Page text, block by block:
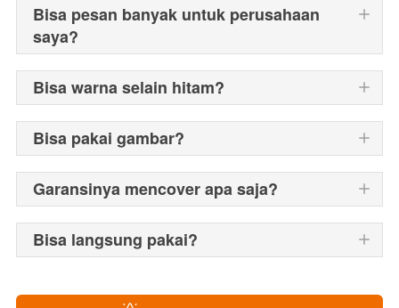
Bisa pesan banyak untuk perusahaan
saya?
Bisa warna selain hitam?
Bisa pakai gambar?
Garansinya mencover apa saja?
Bisa langsung pakai?